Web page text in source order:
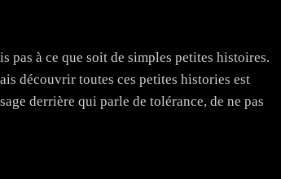
pas à ce que soit de simples petites histoires.
découvrir toutes ces petites histories est
derrière qui parle de tolérance, de ne pas